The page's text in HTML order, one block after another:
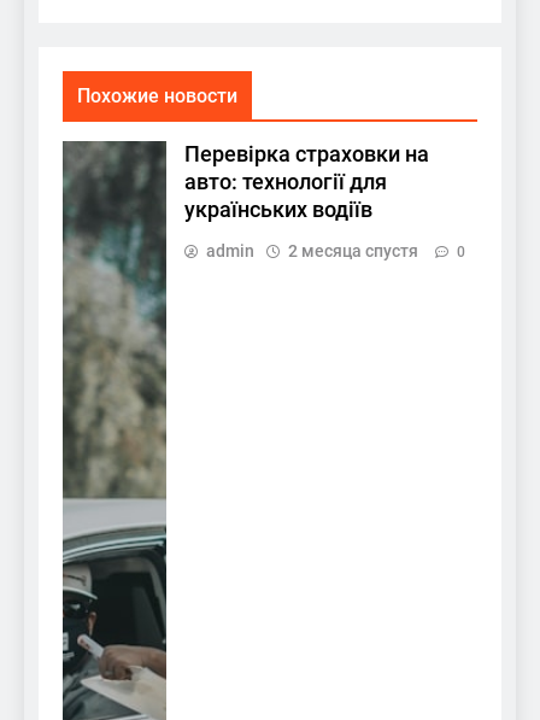
Похожие новости
Перевірка страховки на
авто: технології для
українських водіїв
admin 2 месяца спустя 0